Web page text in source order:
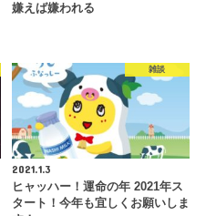
嫌えば嫌われる
雑談
2021.1.3
ヒャッハー！運命の年 2021年ス
タート！今年も宜しくお願いしま